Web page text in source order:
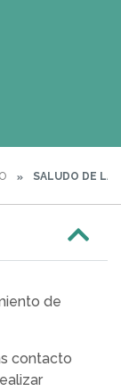
SALUDO DE LA
de
contacto